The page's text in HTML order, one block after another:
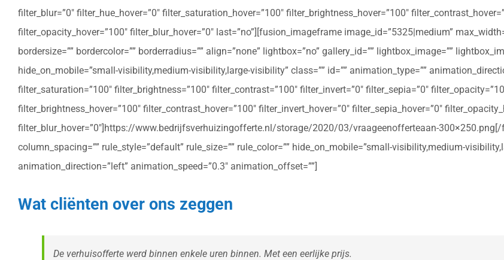
filter_blur=”0″ filter_hue_hover=”0″ filter_saturation_hover=”100″ filter_brightness_hover=”100″
filter_opacity_hover=”100″ filter_blur_hover=”0″ last=”no”][fusion_imageframe image_id=”5325|medium”
bordersize=”” bordercolor=”” borderradius=”” align=”none” lightbox=”no” gallery_id=”” lightbox_image=””
hide_on_mobile=”small-visibility,medium-visibility,large-visibility” class=”” id=”” animation_type=””
filter_saturation=”100″ filter_brightness=”100″ filter_contrast=”100″ filter_invert=”0″ filter_sepia=”0″
filter_brightness_hover=”100″ filter_contrast_hover=”100″ filter_invert_hover=”0″ filter_sepia_hover=”0″
filter_blur_hover=”0″]https://www.bedrijfsverhuizingofferte.nl/storage/2020/03/vraageenofferteaan-300×250.png[/
column_spacing=”” rule_style=”default” rule_size=”” rule_color=”” hide_on_mobile=”small-visibility,medium-
animation_direction=”left” animation_speed=”0.3″ animation_offset=””]
Wat cliënten over ons zeggen
De verhuisofferte werd binnen enkele uren binnen. Met een eerlijke prijs.